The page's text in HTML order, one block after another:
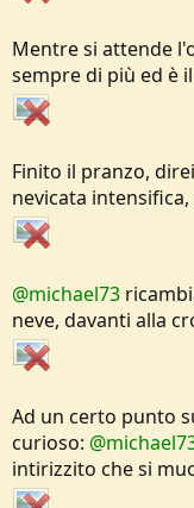
Mentre si attende
sempre di più ed è
Finito il pranzo,
nevicata
@michael73
neve, davanti alla
Ad un certo punto
curioso:
intirizzito che si